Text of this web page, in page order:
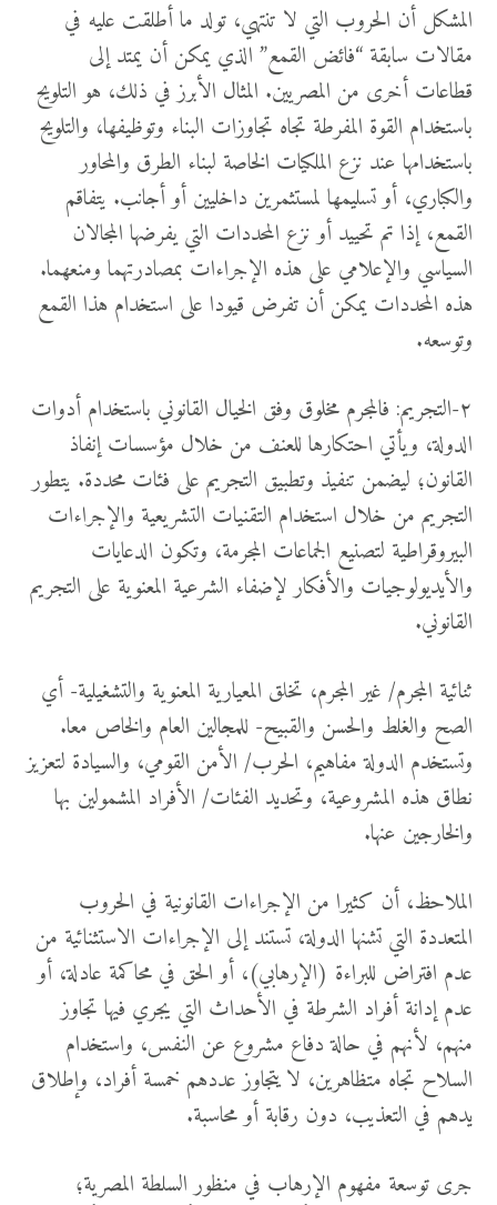
المشكل أن الحروب التي لا تنتهي، تولد ما أطلقت عليه في
مقالات سابقة “فائض القمع” الذي يمكن أن يمتد إلى
قطاعات أخرى من المصريين. المثال الأبرز في ذلك، هو التلويح
باستخدام القوة المفرطة تجاه تجاوزات البناء وتوظيفها، والتلويح
باستخدامها عند نزع الملكيات الخاصة لبناء الطرق والمحاور
والكباري، أو تسليمها لمستثمرين داخليين أو أجانب. يتفاقم
القمع، إذا تم تحييد أو نزع المحددات التي يفرضها المجالان
السياسي والإعلامي على هذه الإجراءات بمصادرتهما ومنعهما.
هذه المحددات يمكن أن تفرض قيودا على استخدام هذا القمع
وتوسعه.
٢-التجريم: فالمجرم مخلوق وفق الخيال القانوني باستخدام أدوات
الدولة، ويأتي احتكارها للعنف من خلال مؤسسات إنفاذ
القانون؛ ليضمن تنفيذ وتطبيق التجريم على فئات محددة. يتطور
التجريم من خلال استخدام التقنيات التشريعية والإجراءات
البيروقراطية لتصنيع الجماعات المجرمة، وتكون الدعايات
والأيديولوجيات والأفكار لإضفاء الشرعية المعنوية على التجريم
القانوني.
ثنائية المجرم/ غير المجرم، تخلق المعيارية المعنوية والتشغيلية- أي
الصح والغلط والحسن والقبيح- للمجالين العام والخاص معا.
وتستخدم الدولة مفاهيم، الحرب/ الأمن القومي، والسيادة لتعزيز
نطاق هذه المشروعية، وتحديد الفئات/ الأفراد المشمولين بها
والخارجين عنها.
الملاحظ، أن كثيرا من الإجراءات القانونية في الحروب
المتعددة التي تشنها الدولة، تستند إلى الإجراءات الاستثنائية من
عدم افتراض للبراءة (الإرهابي)، أو الحق في محاكمة عادلة، أو
عدم إدانة أفراد الشرطة في الأحداث التي يجري فيها تجاوز
منهم، لأنهم في حالة دفاع مشروع عن النفس، واستخدام
السلاح تجاه متظاهرين، لا يتجاوز عددهم خمسة أفراد، وإطلاق
يدهم في التعذيب، دون رقابة أو محاسبة.
جرى توسعة مفهوم الإرهاب في منظور السلطة المصرية؛